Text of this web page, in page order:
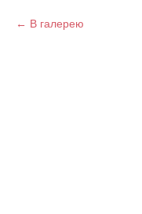
В галерею